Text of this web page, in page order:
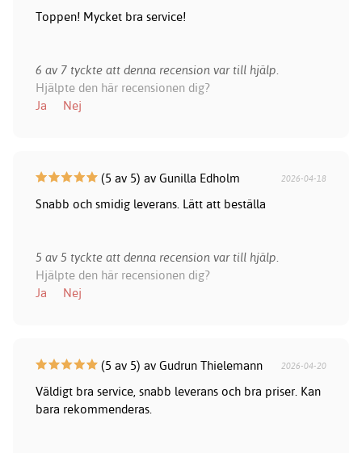
Toppen! Mycket bra service!
6 av 7 tyckte att denna recension var till hjälp.
Hjälpte den här recensionen dig?
Ja
Nej
(5 av 5) av Gunilla Edholm 2026-04-18
Snabb och smidig leverans. Lätt att beställa
5 av 5 tyckte att denna recension var till hjälp.
Hjälpte den här recensionen dig?
Ja
Nej
(5 av 5) av Gudrun Thielemann 2026-04-20
Väldigt bra service, snabb leverans och bra priser. Kan
bara rekommenderas.